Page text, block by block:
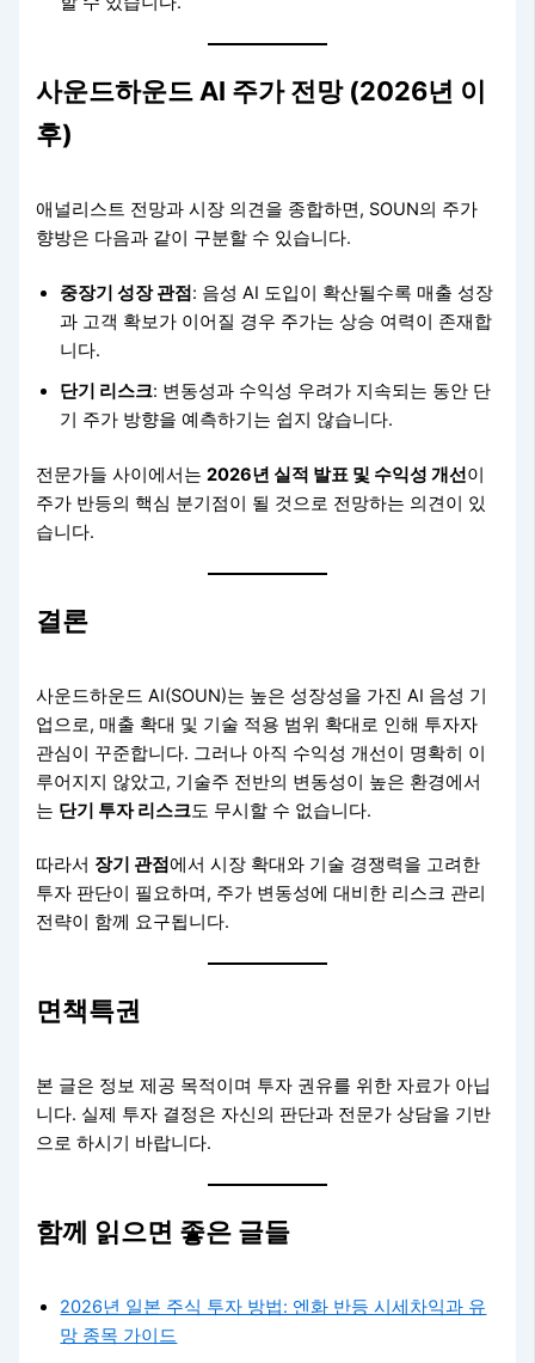
사운드하운드 AI 주가 전망 (2026년 이
후)
애널리스트 전망과 시장 의견을 종합하면, SOUN의 주가
향방은 다음과 같이 구분할 수 있습니다.
중장기 성장 관점: 음성 AI 도입이 확산될수록 매출 성장
과 고객 확보가 이어질 경우 주가는 상승 여력이 존재합
니다.
단기 리스크: 변동성과 수익성 우려가 지속되는 동안 단
기 주가 방향을 예측하기는 쉽지 않습니다.
전문가들 사이에서는2026년 실적 발표 및 수익성 개선이
주가 반등의 핵심 분기점이 될 것으로 전망하는 의견이 있
습니다.
결론
사운드하운드 AI(SOUN)는 높은 성장성을 가진 AI 음성 기
업으로, 매출 확대 및 기술 적용 범위 확대로 인해 투자자
관심이 꾸준합니다. 그러나 아직 수익성 개선이 명확히 이
루어지지 않았고, 기술주 전반의 변동성이 높은 환경에서
는 단기 투자 리스크도 무시할 수 없습니다.
따라서 장기 관점에서 시장 확대와 기술 경쟁력을 고려한
투자 판단이 필요하며, 주가 변동성에 대비한 리스크 관리
전략이 함께 요구됩니다.
면책특권
본 글은 정보 제공 목적이며 투자 권유를 위한 자료가 아닙
니다. 실제 투자 결정은 자신의 판단과 전문가 상담을 기반
으로 하시기 바랍니다.
함께 읽으면 좋은 글들
2026년 일본 주식 투자 방법: 엔화 반등 시세차익과 유
망 종목 가이드